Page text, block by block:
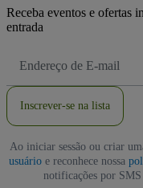
Receba eventos e ofertas
entrada
de
Inscrever-se na lista
Ao iniciar sessão ou criar
usuárioe reconhece nossa
notificações por